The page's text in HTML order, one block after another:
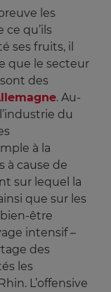
les
qu’ils
ses fruits, il
que le secteur
des
. Au-
du
à la
à cause de
sur lequel la
que sur les
être
intensif –
des
les
L’offensive